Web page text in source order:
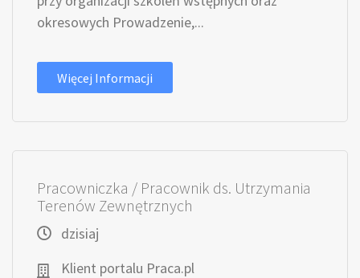
okresowych Prowadzenie,...
Więcej Informacji
Pracowniczka / Pracownik ds. Utrzymania
Terenów Zewnętrznych
dzisiaj
Klient portalu Praca.pl